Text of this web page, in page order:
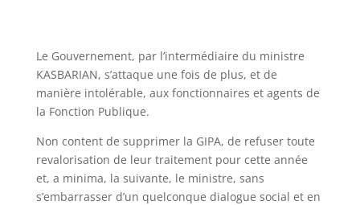
Le Gouvernement, par l’intermédiaire du ministre
KASBARIAN, s’attaque une fois de plus, et de
manière intolérable, aux fonctionnaires et agents de
la Fonction Publique.
Non content de supprimer la GIPA, de refuser toute
revalorisation de leur traitement pour cette année
et, a minima, la suivante, le ministre, sans
s’embarrasser d’un quelconque dialogue social et en